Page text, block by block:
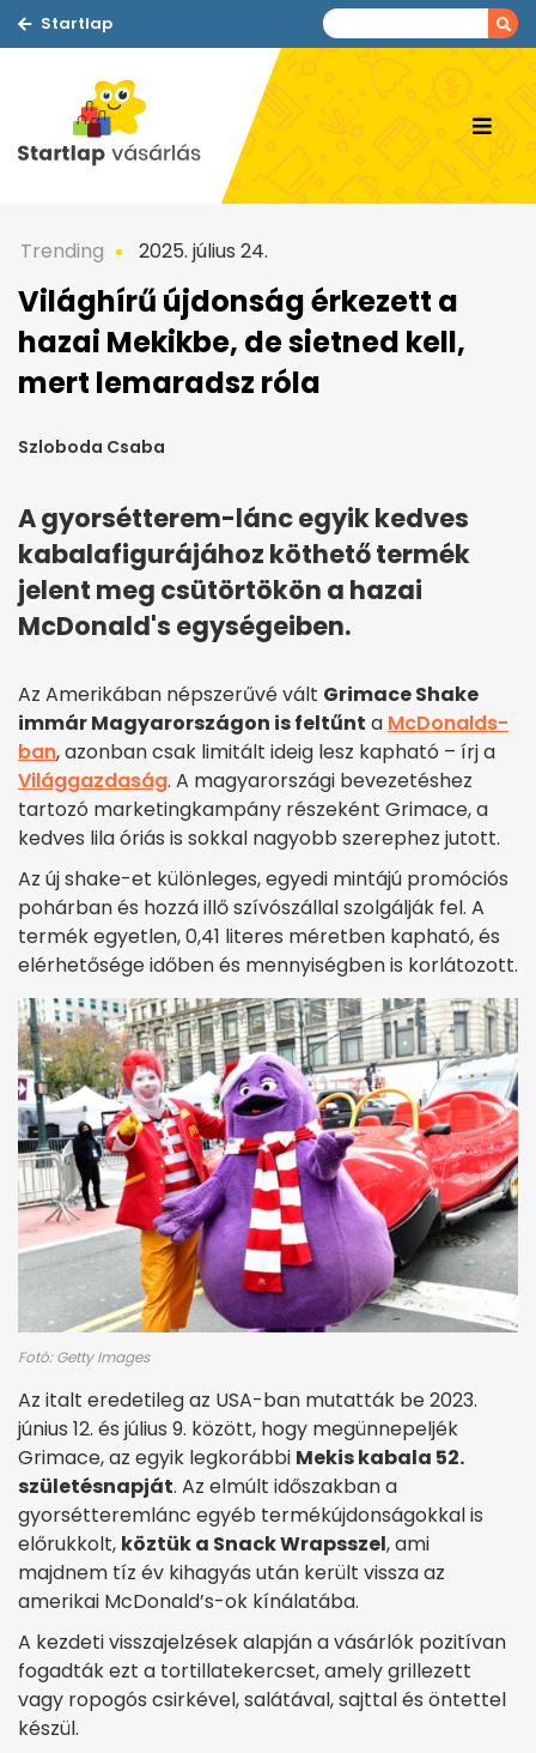
Startlap
Trending 2025. július 24.
Világhírű újdonság érkezett a
hazai Mekikbe, de sietned kell,
mert lemaradsz róla
Szloboda Csaba
A gyorsétterem-lánc egyik kedves
kabalafigurájához köthető termék
jelent meg csütörtökön a hazai
McDonald's egységeiben.
Az Amerikában népszerűvé vált Grimace Shake
immár Magyarországon is feltűnt a McDonalds-
ban, azonban csak limitált ideig lesz kapható – írj a
Világgazdaság. A magyarországi bevezetéshez
tartozó marketingkampány részeként Grimace, a
kedves lila óriás is sokkal nagyobb szerephez jutott.
Az új shake-et különleges, egyedi mintájú promóciós
pohárban és hozzá illő szívószállal szolgálják fel. A
termék egyetlen, 0,41 literes méretben kapható, és
elérhetősége időben és mennyiségben is korlátozott.
Fotó: Getty Images
Az italt eredetileg az USA-ban mutatták be 2023.
június 12. és július 9. között, hogy megünnepeljék
Grimace, az egyik legkorábbi Mekis kabala 52.
születésnapját. Az elmúlt időszakban a
gyorsétteremlánc egyéb termékújdonságokkal is
előrukkolt, köztük a Snack Wrapsszel, ami
majdnem tíz év kihagyás után került vissza az
amerikai McDonald’s-ok kínálatába.
A kezdeti visszajelzések alapján a vásárlók pozitívan
fogadták ezt a tortillatekercset, amely grillezett
vagy ropogós csirkével, salátával, sajttal és öntettel
készül.